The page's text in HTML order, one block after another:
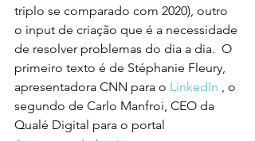
triplo se comparado com 2020), outro
o input de criação que é a necessidade
de resolver problemas do dia a dia. O
primeiro texto é de Stéphanie Fleury,
apresentadora CNN para o LinkedIn , o
segundo de Carlo Manfroi, CEO da
Qualé Digital para o portal